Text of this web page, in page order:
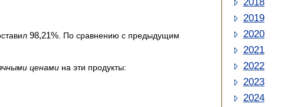
98,21% . По сравнению с предыдущим
ценами на эти продукты:
2019
2020
2021
2022
2023
2024